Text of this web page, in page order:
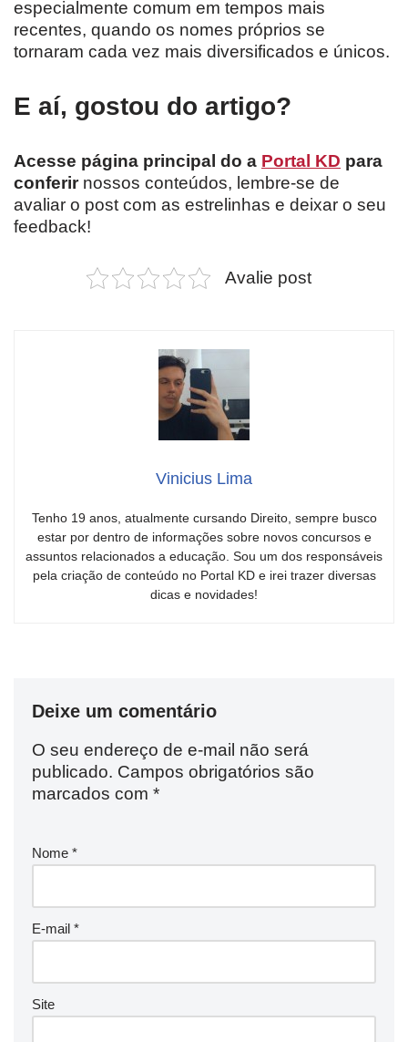
especialmente comum em tempos mais
recentes, quando os nomes próprios se
tornaram cada vez mais diversificados e únicos.
E aí, gostou do artigo?
Acesse página principal do a Portal KD para
conferirnossos conteúdos, lembre-se de
avaliar o post com as estrelinhas e deixar o seu
feedback!
Avalie post
Vinicius Lima
Tenho 19 anos, atualmente cursando Direito, sempre busco
estar por dentro de informações sobre novos concursos e
assuntos relacionados a educação. Sou um dos responsáveis
pela criação de conteúdo no Portal KD e irei trazer diversas
dicas e novidades!
Deixe um comentário
O seu endereço de e-mail não será
publicado. Campos obrigatórios são
marcados com *
Nome *
E-mail *
Site